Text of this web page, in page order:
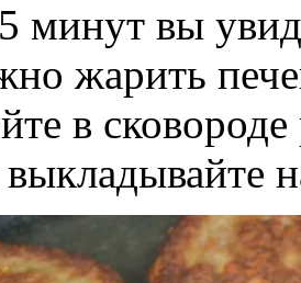
минут вы
жарить
в